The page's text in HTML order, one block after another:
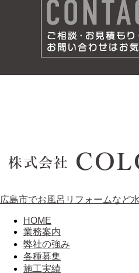
広島市でお風呂リフォームなど
HOME
業務案内
弊社の強み
各種募集
施工実績